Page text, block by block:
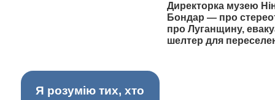
Директорка музею
Бондар — про
про Луганщину,
шелтер для
Я розумію тих, хто